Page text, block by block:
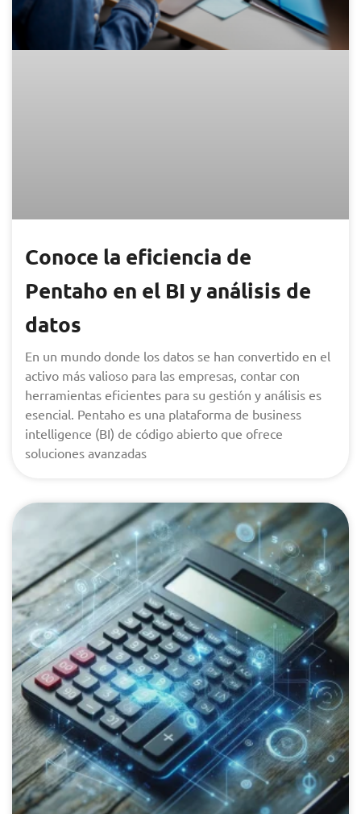
Conoce la eficiencia de
Pentaho en el BI y análisis de
datos
En un mundo donde los datos se han convertido en el
activo más valioso para las empresas, contar con
herramientas eficientes para su gestión y análisis es
esencial. Pentaho es una plataforma de business
intelligence (BI) de código abierto que ofrece
soluciones avanzadas